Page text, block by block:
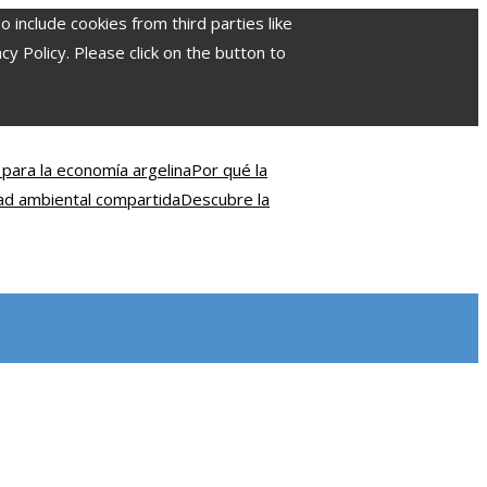
include cookies from third parties like
Policy. Please click on the button to
la economía argelinaPor qué la
ambiental compartidaDescubre la